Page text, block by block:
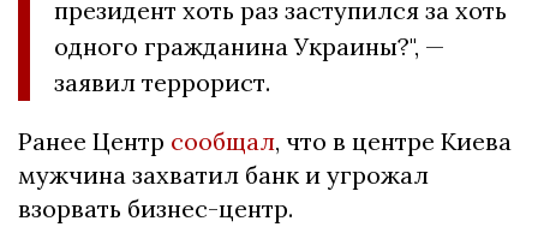
президент хоть раз заступился за хоть
одного гражданина Украины?", —
заявил террорист.
Ранее Центр сообщал, что в центре Киева
мужчина захватил банк и угрожал
взорвать бизнес-центр.